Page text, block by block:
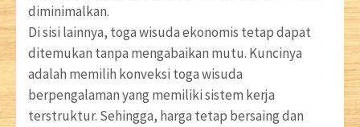
diminimalkan.
Di sisi lainnya, toga wisuda ekonomis tetap dapat
ditemukan tanpa mengabaikan mutu. Kuncinya
adalah memilih konveksi toga wisuda
berpengalaman yang memiliki sistem kerja
terstruktur. Sehingga, harga tetap bersaing dan